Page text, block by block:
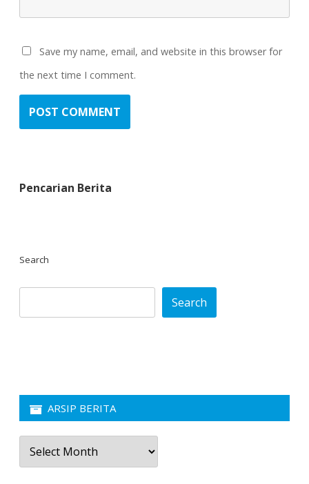
Save my name, email, and website in this browser for
the next time I comment.
Pencarian Berita
Search
Search
ARSIP BERITA
Arsip
Berita